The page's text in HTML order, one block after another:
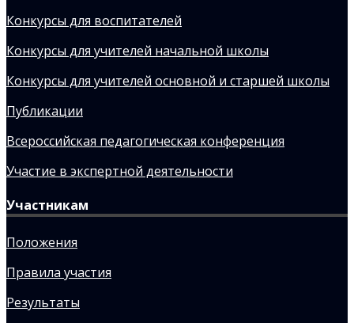
Конкурсы для воспитателей
Конкурсы для учителей начальной школы
Конкурсы для учителей основной и старшей школы
Публикации
Всероссийская педагогическая конференция
Участие в экспертной деятельности
Участникам
Положения
Правила участия
Результаты